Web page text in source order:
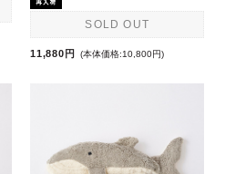
SOLD OUT
11,880円 (本体価格:10,800円)